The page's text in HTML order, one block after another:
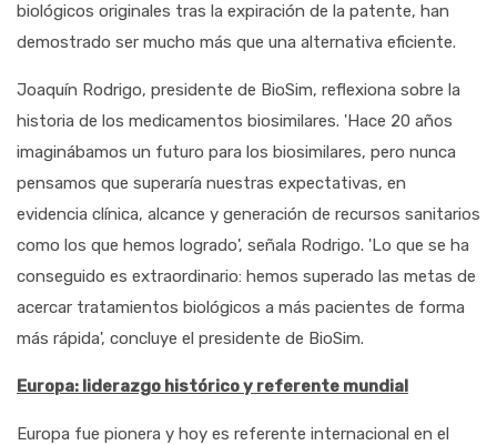
biológicos originales tras la expiración de la patente, han
demostrado ser mucho más que una alternativa eficiente.
Joaquín Rodrigo, presidente de BioSim, reflexiona sobre la
historia de los medicamentos biosimilares. 'Hace 20 años
imaginábamos un futuro para los biosimilares, pero nunca
pensamos que superaría nuestras expectativas, en
evidencia clínica, alcance y generación de recursos sanitarios
como los que hemos logrado', señala Rodrigo. 'Lo que se ha
conseguido es extraordinario: hemos superado las metas de
acercar tratamientos biológicos a más pacientes de forma
más rápida', concluye el presidente de BioSim.
Europa: liderazgo histórico y referente mundial
Europa fue pionera y hoy es referente internacional en el